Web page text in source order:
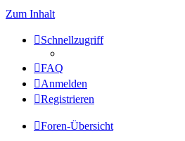
Zum Inhalt
Schnellzugriff
FAQ
Anmelden
Registrieren
Foren-Übersicht